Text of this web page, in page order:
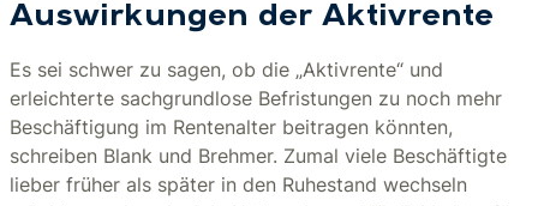
Auswirkungen der Aktivrente
Es sei schwer zu sagen, ob die „Aktivrente“ und
erleichterte sachgrundlose Befristungen zu noch mehr
Beschäftigung im Rentenalter beitragen könnten,
schreiben Blank und Brehmer. Zumal viele Beschäftigte
lieber früher als später in den Ruhestand wechseln